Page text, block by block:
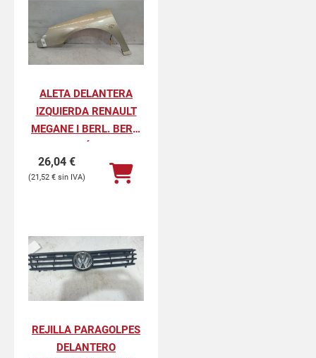
ALETA DELANTERA
IZQUIERDA RENAULT
MEGANE I BERL. BERL.
26,04 €
21,52 €
REJILLA PARAGOLPES
DELANTERO